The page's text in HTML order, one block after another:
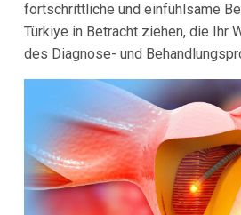
fortschrittliche und einfühlsame
Türkiye in Betracht ziehen, die Ihr
des Diagnose- und